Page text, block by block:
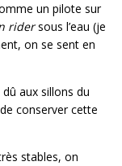
un pilote sur
ridersous l’eau (je
on se sent en
aux sillons du
conserver cette
stables, on